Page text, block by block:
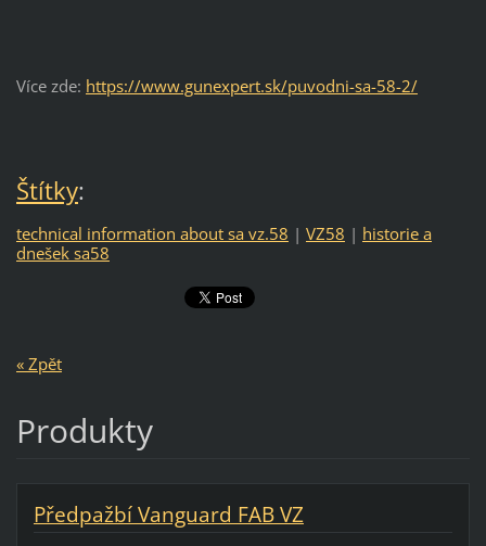
Více zde: https://www.gunexpert.sk/puvodni-sa-58-2/
Štítky:
technical information about sa vz.58 | VZ58 | historie a
dnešek sa58
« Zpět
Produkty
Předpažbí Vanguard FAB VZ